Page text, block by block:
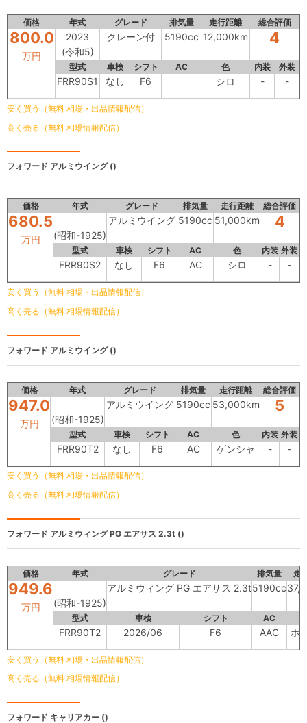
価格 年式 グレード 排気量 走行距離 総合評価
800.0
万円
2023
(令和5)
クレーン付 5190cc 12,000km 4
型式 車検 シフト AC 色 内装 外装
FRR90S1 なし F6 シロ - -
安く買う（無料 相場・出品情報配信）
高く売る（無料 相場情報配信）
フォワード アルミウイング ()
価格 年式 グレード 排気量 走行距離 総合評価
680.5
万円 (昭和-1925)
アルミウイング 5190cc 51,000km 4
型式 車検 シフト AC 色 内装 外装
FRR90S2 なし F6 AC シロ - -
安く買う（無料 相場・出品情報配信）
高く売る（無料 相場情報配信）
フォワード アルミウイング ()
価格 年式 グレード 排気量 走行距離 総合評価
947.0
万円 (昭和-1925)
アルミウイング 5190cc 53,000km 5
型式 車検 シフト AC 色 内装 外装
FRR90T2 なし F6 AC ゲンシャ - -
安く買う（無料 相場・出品情報配信）
高く売る（無料 相場情報配信）
フォワード アルミウィング PG エアサス 2.3t ()
価格 年式 グレード 排気量 走
949.6
万円 (昭和-1925)
アルミウィング PG エアサス 2.3t5190cc
型式 車検 シフト AC
FRR90T2 2026/06 F6 AAC ホ
安く買う（無料 相場・出品情報配信）
高く売る（無料 相場情報配信）
フォワード キャリアカー ()